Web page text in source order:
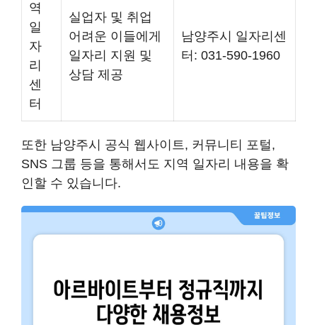
역
일
자
리
센
터
실업자 및 취업
어려운 이들에게
일자리 지원 및
상담 제공
남양주시 일자리센
터: 031-590-1960
또한 남양주시 공식 웹사이트, 커뮤니티 포털,
SNS 그룹 등을 통해서도 지역 일자리 내용을 확
인할 수 있습니다.